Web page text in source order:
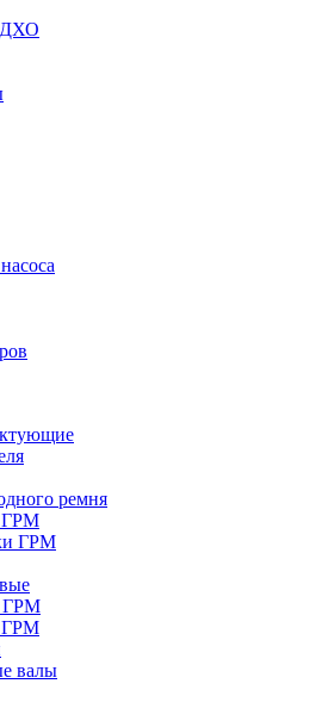
ДХО
ремня
ГРМ
ГРМ
ГРМ
ГРМ
валы